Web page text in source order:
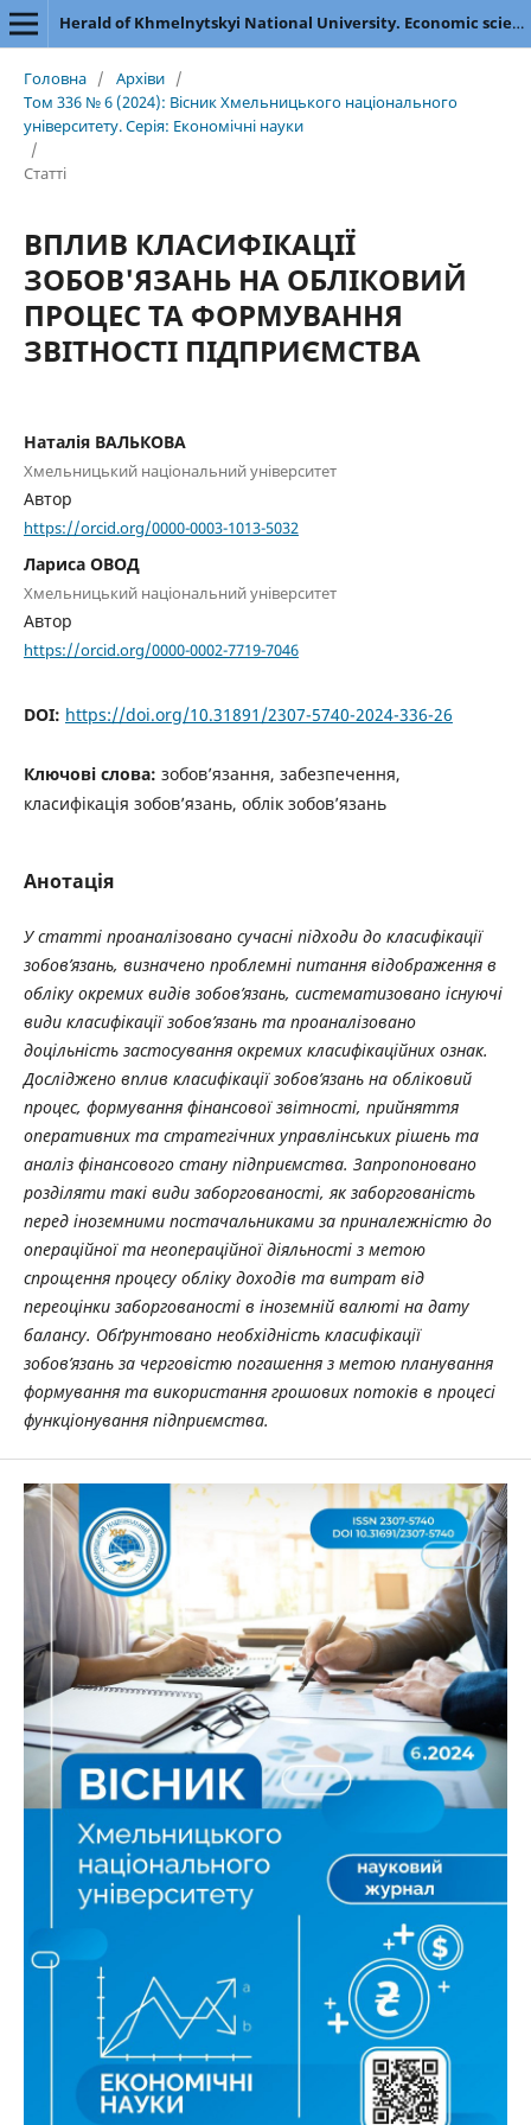
Herald of Khmelnytskyi National University. Economic sciences
Головна / Архіви /
Том 336 № 6 (2024): Вісник Хмельницького національного
університету. Серія: Економічні науки
/
Статті
ВПЛИВ КЛАСИФІКАЦІЇ
ЗОБОВ'ЯЗАНЬ НА ОБЛІКОВИЙ
ПРОЦЕС ТА ФОРМУВАННЯ
ЗВІТНОСТІ ПІДПРИЄМСТВА
Наталія ВАЛЬКОВА
Хмельницький національний університет
Автор
https://orcid.org/0000-0003-1013-5032
Лариса ОВОД
Хмельницький національний університет
Автор
https://orcid.org/0000-0002-7719-7046
DOI: https://doi.org/10.31891/2307-5740-2024-336-26
Ключові слова: зобов’язання, забезпечення,
класифікація зобов’язань, облік зобов’язань
Анотація
У статті проаналізовано сучасні підходи до класифікації
зобов’язань, визначено проблемні питання відображення в
обліку окремих видів зобов’язань, систематизовано існуючі
види класифікації зобов’язань та проаналізовано
доцільність застосування окремих класифікаційних ознак.
Досліджено вплив класифікації зобов’язань на обліковий
процес, формування фінансової звітності, прийняття
оперативних та стратегічних управлінських рішень та
аналіз фінансового стану підприємства. Запропоновано
розділяти такі види заборгованості, як заборгованість
перед іноземними постачальниками за приналежністю до
операційної та неопераційної діяльності з метою
спрощення процесу обліку доходів та витрат від
переоцінки заборгованості в іноземній валюті на дату
балансу. Обґрунтовано необхідність класифікації
зобов’язань за черговістю погашення з метою планування
формування та використання грошових потоків в процесі
функціонування підприємства.